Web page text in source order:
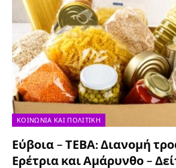
ΚΟΙΝΩΝΊΑ ΚΑΙ ΠΟΛΙΤΙΚΉ
Εύβοια – ΤΕΒΑ: Διανομή
Ερέτρια και Αμάρυνθο –